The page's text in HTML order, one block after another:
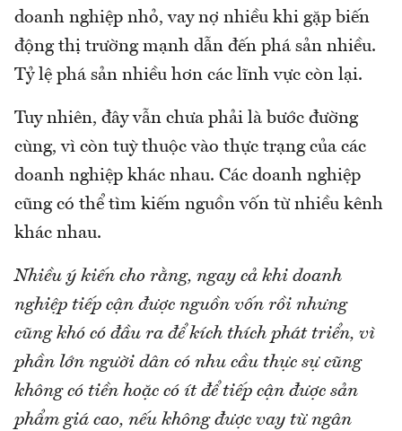
doanh nghiệp nhỏ, vay nợ nhiều khi gặp biến
động thị trường mạnh dẫn đến phá sản nhiều.
Tỷ lệ phá sản nhiều hơn các lĩnh vực còn lại.
Tuy nhiên, đây vẫn chưa phải là bước đường
cùng, vì còn tuỳ thuộc vào thực trạng của các
doanh nghiệp khác nhau. Các doanh nghiệp
cũng có thể tìm kiếm nguồn vốn từ nhiều kênh
khác nhau.
Nhiều ý kiến cho rằng, ngay cả khi doanh
nghiệp tiếp cận được nguồn vốn rồi nhưng
cũng khó có đầu ra để kích thích phát triển, vì
phần lớn người dân có nhu cầu thực sự cũng
không có tiền hoặc có ít để tiếp cận được sản
phẩm giá cao, nếu không được vay từ ngân